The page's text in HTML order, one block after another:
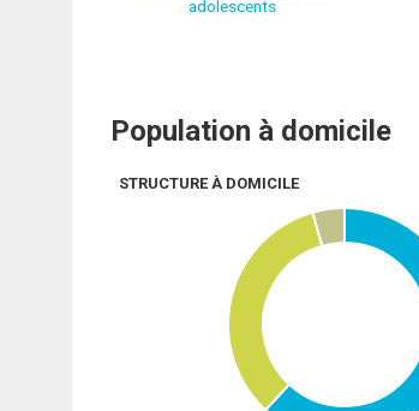
adolescents
Population à domicile
STRUCTURE À DOMICILE